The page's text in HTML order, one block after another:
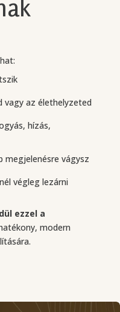
az élethelyzeted
hízás,
megjelenésre vágysz
végleg lezárni
ezzel a
modern